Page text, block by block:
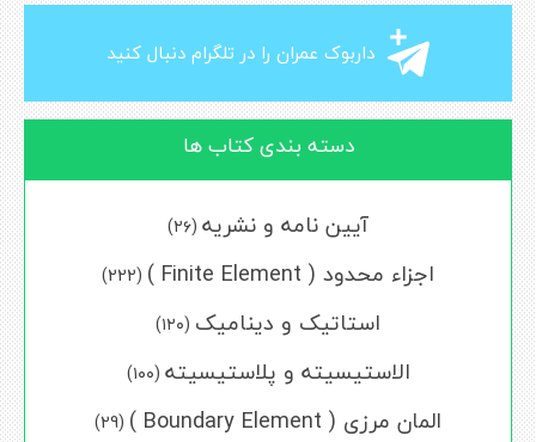
داربوک عمران را در تلگرام دنبال کنید
دسته بندی کتاب ها
آیین نامه و نشریه (۲۶)
اجزاء محدود ( Finite Element ) (222)
استاتیک و دینامیک (۱۲۰)
الاستیسیته و پلاستیسیته (۱۰۰)
المان مرزی ( Boundary Element ) (29)